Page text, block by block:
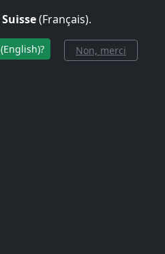
Suisse(Français).
(English)? Non, merci